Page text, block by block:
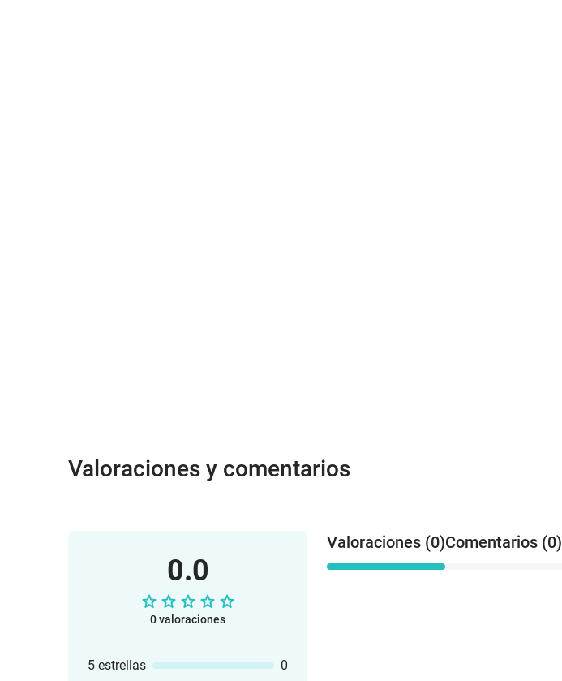
Valoraciones y comentarios
0.0
0 valoraciones
5 estrellas
0
Valoraciones (0)Comentarios (0)